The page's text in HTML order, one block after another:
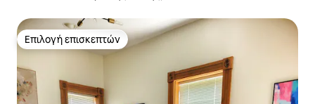
Επιλογή επισκεπτών
Επιλογή επισκεπτών